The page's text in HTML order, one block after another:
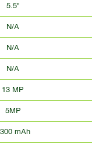
5.5"
N/A
N/A
N/A
13 MP
5MP
mAh